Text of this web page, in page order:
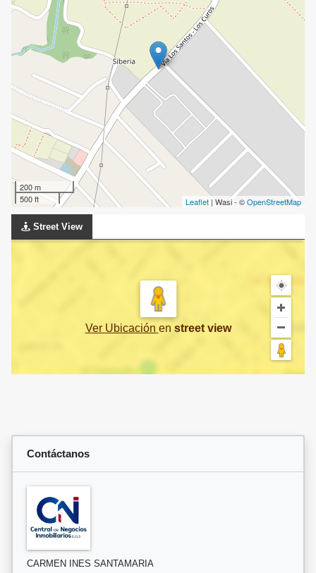
200 m
500 ft
Leaflet | Wasi - ©OpenStreetMap
Street View
Ver Ubicación en street view
Contáctanos
CARMEN INES SANTAMARIA